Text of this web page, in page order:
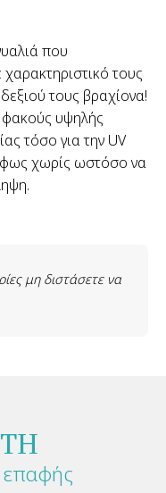
που
τους
τους βραχίονα!
φακούς υψηλής
τόσο για την UV
φως χωρίς ωστόσο να
μη διστάσετε να